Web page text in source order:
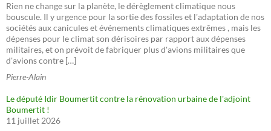
Rien ne change sur la planète, le dérèglement climatique nous
bouscule. Il y urgence pour la sortie des fossiles et l'adaptation de nos
sociétés aux canicules et événements climatiques extrêmes , mais les
dépenses pour le climat son dérisoires par rapport aux dépenses
militaires, et on prévoit de fabriquer plus d'avions militaires que
d'avions contre […]
Pierre-Alain
Le député Idir Boumertit contre la rénovation urbaine de l'adjoint
Boumertit !
11 juillet 2026